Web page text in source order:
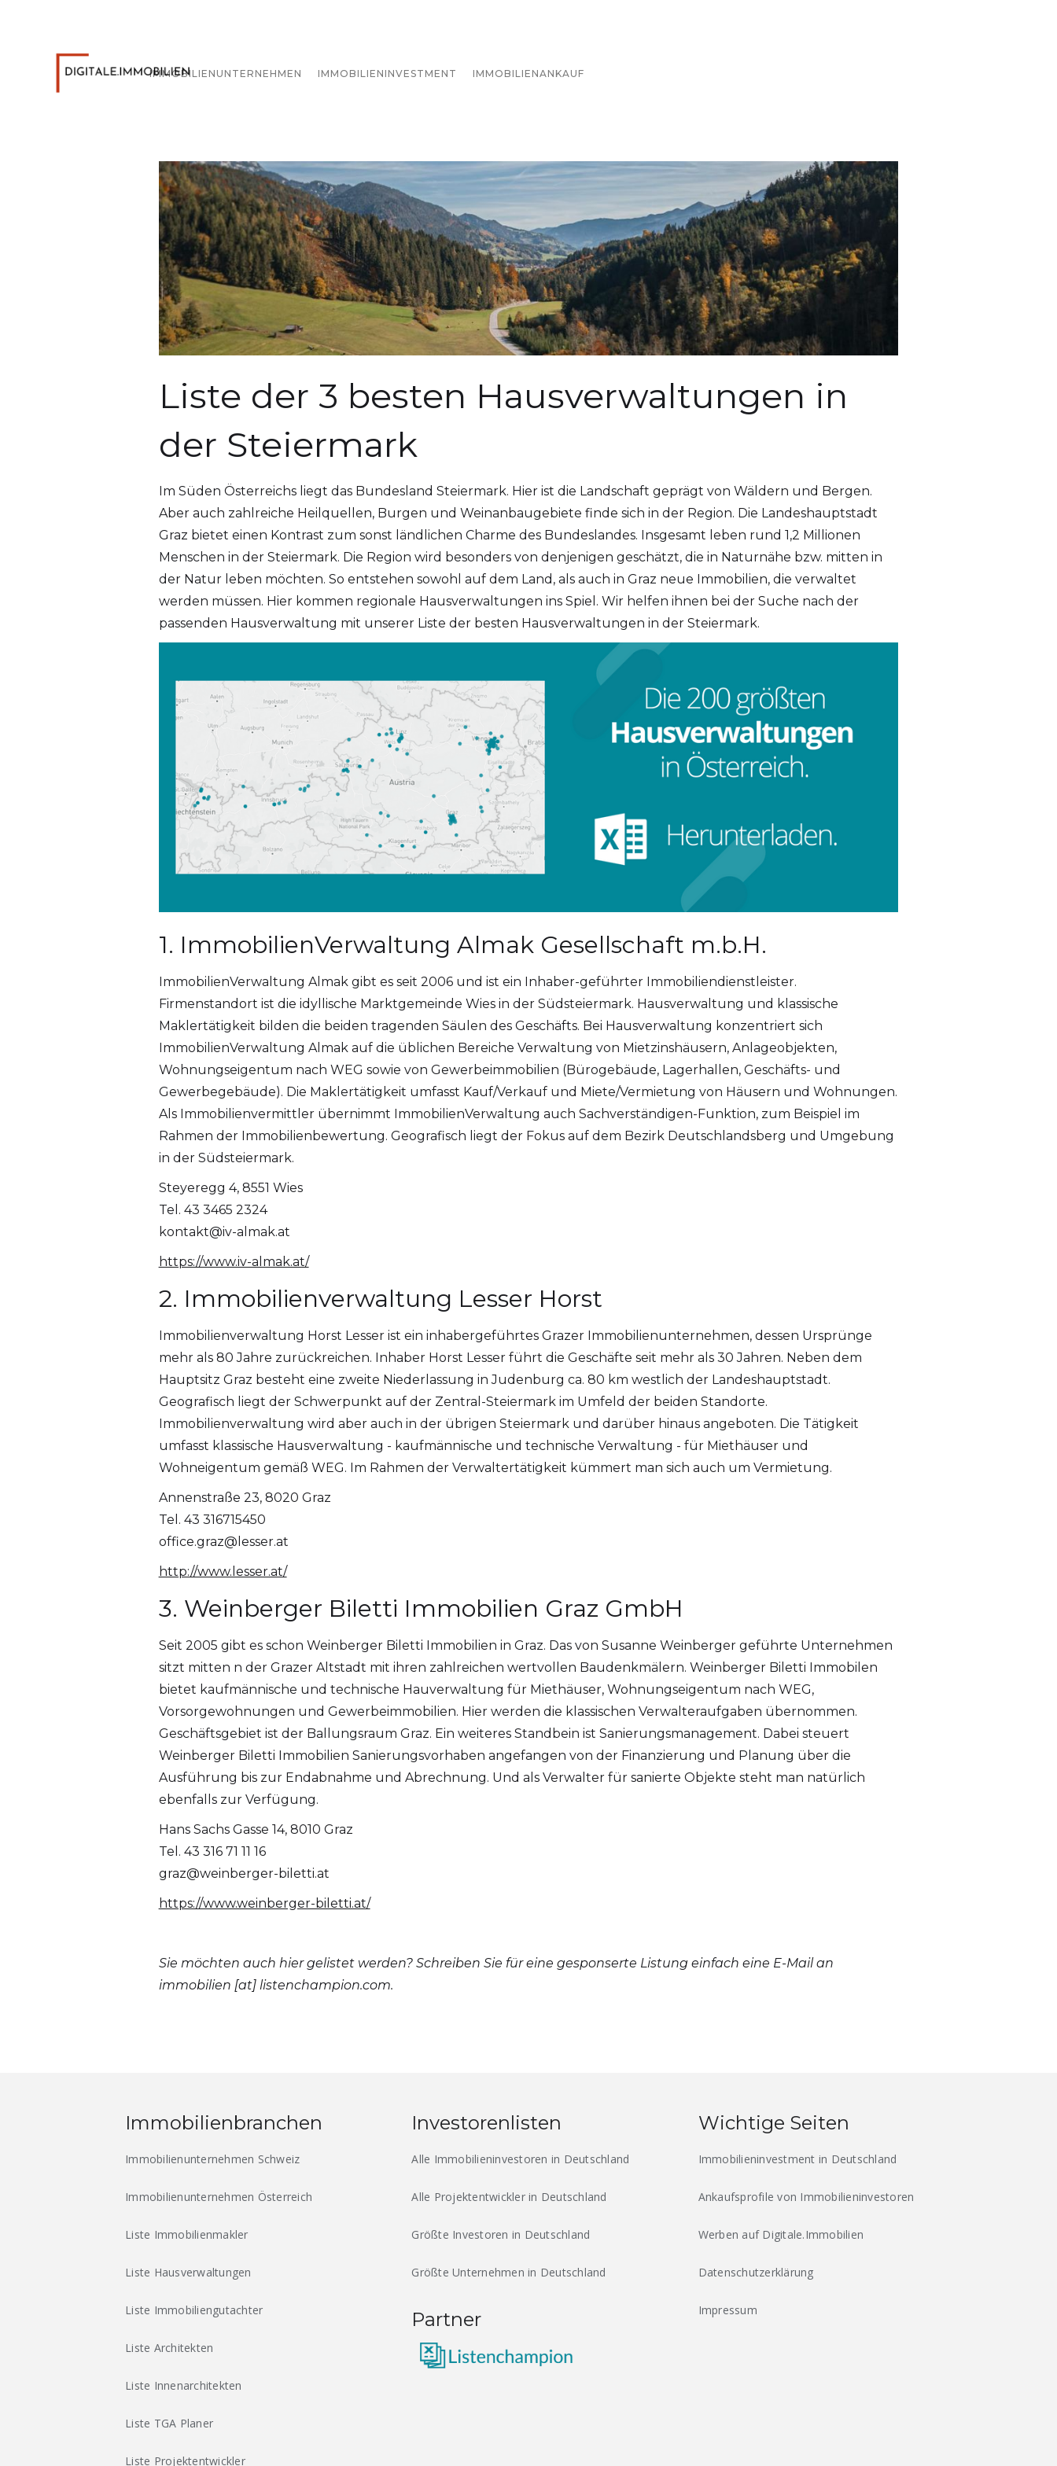
IMMOBILIENUNTERNEHMEN IMMOBILIENINVESTMENT IMMOBILIENANKAUF
Liste der 3 besten Hausverwaltungen in
der Steiermark
Im Süden Österreichs liegt das Bundesland Steiermark. Hier ist die Landschaft geprägt von Wäldern und Bergen.
Aber auch zahlreiche Heilquellen, Burgen und Weinanbaugebiete finde sich in der Region. Die Landeshauptstadt
Graz bietet einen Kontrast zum sonst ländlichen Charme des Bundeslandes. Insgesamt leben rund 1,2 Millionen
Menschen in der Steiermark. Die Region wird besonders von denjenigen geschätzt, die in Naturnähe bzw. mitten in
der Natur leben möchten. So entstehen sowohl auf dem Land, als auch in Graz neue Immobilien, die verwaltet
werden müssen. Hier kommen regionale Hausverwaltungen ins Spiel. Wir helfen ihnen bei der Suche nach der
passenden Hausverwaltung mit unserer Liste der besten Hausverwaltungen in der Steiermark.
1. ImmobilienVerwaltung Almak Gesellschaft m.b.H.
ImmobilienVerwaltung Almak gibt es seit 2006 und ist ein Inhaber-geführter Immobiliendienstleister.
Firmenstandort ist die idyllische Marktgemeinde Wies in der Südsteiermark. Hausverwaltung und klassische
Maklertätigkeit bilden die beiden tragenden Säulen des Geschäfts. Bei Hausverwaltung konzentriert sich
ImmobilienVerwaltung Almak auf die üblichen Bereiche Verwaltung von Mietzinshäusern, Anlageobjekten,
Wohnungseigentum nach WEG sowie von Gewerbeimmobilien (Bürogebäude, Lagerhallen, Geschäfts- und
Gewerbegebäude). Die Maklertätigkeit umfasst Kauf/Verkauf und Miete/Vermietung von Häusern und Wohnungen.
Als Immobilienvermittler übernimmt ImmobilienVerwaltung auch Sachverständigen-Funktion, zum Beispiel im
Rahmen der Immobilienbewertung. Geografisch liegt der Fokus auf dem Bezirk Deutschlandsberg und Umgebung
in der Südsteiermark.
Steyeregg 4, 8551 Wies
Tel. 43 3465 2324
kontakt@iv-almak.at
https://www.iv-almak.at/
2. Immobilienverwaltung Lesser Horst
Immobilienverwaltung Horst Lesser ist ein inhabergeführtes Grazer Immobilienunternehmen, dessen Ursprünge
mehr als 80 Jahre zurückreichen. Inhaber Horst Lesser führt die Geschäfte seit mehr als 30 Jahren. Neben dem
Hauptsitz Graz besteht eine zweite Niederlassung in Judenburg ca. 80 km westlich der Landeshauptstadt.
Geografisch liegt der Schwerpunkt auf der Zentral-Steiermark im Umfeld der beiden Standorte.
Immobilienverwaltung wird aber auch in der übrigen Steiermark und darüber hinaus angeboten. Die Tätigkeit
umfasst klassische Hausverwaltung - kaufmännische und technische Verwaltung - für Miethäuser und
Wohneigentum gemäß WEG. Im Rahmen der Verwaltertätigkeit kümmert man sich auch um Vermietung.
Annenstraße 23, 8020 Graz
Tel. 43 316715450
office.graz@lesser.at
http://www.lesser.at/
3. Weinberger Biletti Immobilien Graz GmbH
Seit 2005 gibt es schon Weinberger Biletti Immobilien in Graz. Das von Susanne Weinberger geführte Unternehmen
sitzt mitten n der Grazer Altstadt mit ihren zahlreichen wertvollen Baudenkmälern. Weinberger Biletti Immobilen
bietet kaufmännische und technische Hauverwaltung für Miethäuser, Wohnungseigentum nach WEG,
Vorsorgewohnungen und Gewerbeimmobilien. Hier werden die klassischen Verwalteraufgaben übernommen.
Geschäftsgebiet ist der Ballungsraum Graz. Ein weiteres Standbein ist Sanierungsmanagement. Dabei steuert
Weinberger Biletti Immobilien Sanierungsvorhaben angefangen von der Finanzierung und Planung über die
Ausführung bis zur Endabnahme und Abrechnung. Und als Verwalter für sanierte Objekte steht man natürlich
ebenfalls zur Verfügung.
Hans Sachs Gasse 14, 8010 Graz
Tel. 43 316 71 11 16
graz@weinberger-biletti.at
https://www.weinberger-biletti.at/
Sie möchten auch hier gelistet werden? Schreiben Sie für eine gesponserte Listung einfach eine E-Mail an
immobilien [at] listenchampion.com.
Immobilienbranchen
Immobilienunternehmen Schweiz
Immobilienunternehmen Österreich
Liste Immobilienmakler
Liste Hausverwaltungen
Liste Immobiliengutachter
Liste Architekten
Liste Innenarchitekten
Liste TGA Planer
Liste Projektentwickler
Investorenlisten
Alle Immobilieninvestoren in Deutschland
Alle Projektentwickler in Deutschland
Größte Investoren in Deutschland
Größte Unternehmen in Deutschland
Partner
Wichtige Seiten
Immobilieninvestment in Deutschland
Ankaufsprofile von Immobilieninvestoren
Werben auf Digitale.Immobilien
Datenschutzerklärung
Impressum